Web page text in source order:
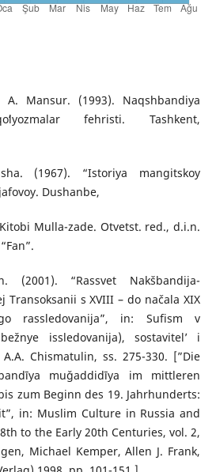
Mansur. (1993). Naqshbandiya
fehristi. Tashkent,
(1967). “Istoriya mangitskoy
Dushanbe,
Kitobi Mulla-zade. Otvetst. red., d.i.n.
(2001). “Rassvet Nakšbandija-
Transoksanii s XVIII – do načala XIX
rassledovanija”, in: Sufism v
issledovanija), sostavitel’ i
Chismatulin, ss. 275-330. [”Die
muǧaddidīya im mittleren
zum Beginn des 19. Jahrhunderts:
in: Muslim Culture in Russia and
to the Early 20th Centuries, vol. 2,
Michael Kemper, Allen J. Frank,